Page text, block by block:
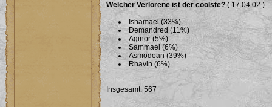
Welcher Verlorene ist der coolste?( 17.04.02 )
Ishamael (33%)
Demandred (11%)
Aginor (5%)
Sammael (6%)
Asmodean (39%)
Rhavin (6%)
Insgesamt: 567